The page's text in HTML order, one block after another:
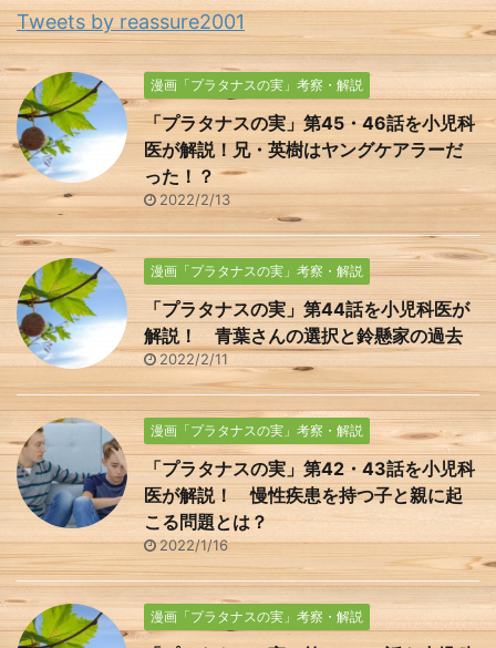
Tweets by reassure2001
漫画「プラタナスの実」考察・解説
「プラタナスの実」第45・46話を小児科
医が解説！兄・英樹はヤングケアラーだ
った！？
2022/2/13
漫画「プラタナスの実」考察・解説
「プラタナスの実」第44話を小児科医が
解説！ 青葉さんの選択と鈴懸家の過去
2022/2/11
漫画「プラタナスの実」考察・解説
「プラタナスの実」第42・43話を小児科
医が解説！ 慢性疾患を持つ子と親に起
こる問題とは？
2022/1/16
漫画「プラタナスの実」考察・解説